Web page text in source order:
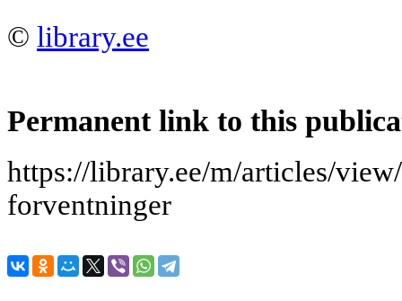
© library.ee
Permanent link to this
https://library.ee/m/articles/
forventninger